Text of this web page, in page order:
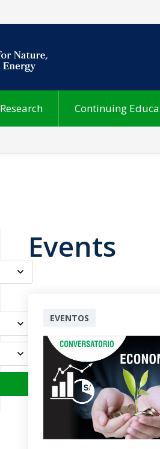
Research Continuing
Events
EVENTOS